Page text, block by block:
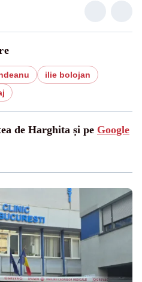
ilie bolojan
de Harghita și pe Google